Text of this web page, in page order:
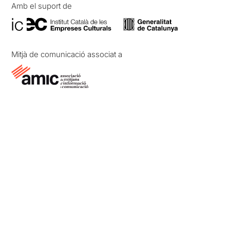
Amb el suport de
Mitjà de comunicació associat a